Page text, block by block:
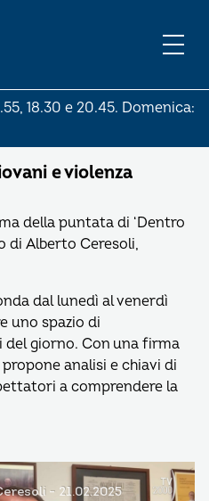
18.30 e 20.45. Domenica:
e violenza
della puntata di ‘Dentro
di Alberto Ceresoli,
dal lunedì al venerdì
uno spazio di
giorno. Con una firma
analisi e chiavi di
a comprendere la